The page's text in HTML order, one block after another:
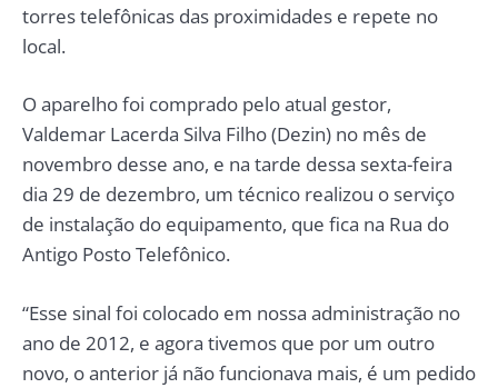
torres telefônicas das proximidades e repete no
local.
O aparelho foi comprado pelo atual gestor,
Valdemar Lacerda Silva Filho (Dezin) no mês de
novembro desse ano, e na tarde dessa sexta-feira
dia 29 de dezembro, um técnico realizou o serviço
de instalação do equipamento, que fica na Rua do
Antigo Posto Telefônico.
“Esse sinal foi colocado em nossa administração no
ano de 2012, e agora tivemos que por um outro
novo, o anterior já não funcionava mais, é um pedido